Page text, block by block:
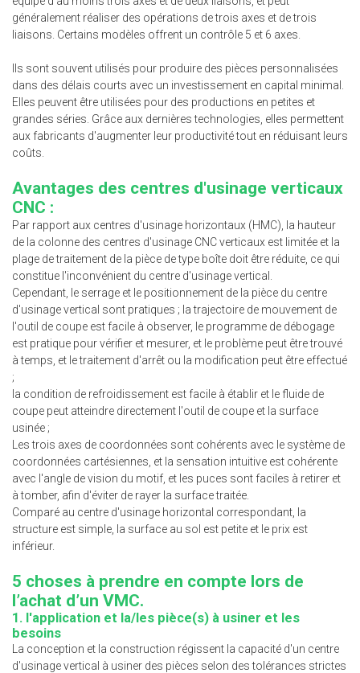
généralement réaliser des opérations de trois axes et de trois
liaisons. Certains modèles offrent un contrôle 5 et 6 axes.
Ils sont souvent utilisés pour produire des pièces personnalisées
dans des délais courts avec un investissement en capital minimal.
Elles peuvent être utilisées pour des productions en petites et
grandes séries. Grâce aux dernières technologies, elles permettent
aux fabricants d'augmenter leur productivité tout en réduisant leurs
coûts.
Avantages des centres d'usinage verticaux
CNC :
Par rapport aux centres d'usinage horizontaux (HMC), la hauteur
de la colonne des centres d'usinage CNC verticaux est limitée et la
plage de traitement de la pièce de type boîte doit être réduite, ce qui
constitue l'inconvénient du centre d'usinage vertical.
Cependant, le serrage et le positionnement de la pièce du centre
d'usinage vertical sont pratiques ; la trajectoire de mouvement de
l'outil de coupe est facile à observer, le programme de débogage
est pratique pour vérifier et mesurer, et le problème peut être trouvé
à temps, et le traitement d'arrêt ou la modification peut être effectué
;
la condition de refroidissement est facile à établir et le fluide de
coupe peut atteindre directement l'outil de coupe et la surface
usinée ;
Les trois axes de coordonnées sont cohérents avec le système de
coordonnées cartésiennes, et la sensation intuitive est cohérente
avec l'angle de vision du motif, et les puces sont faciles à retirer et
à tomber, afin d'éviter de rayer la surface traitée.
Comparé au centre d'usinage horizontal correspondant, la
structure est simple, la surface au sol est petite et le prix est
inférieur.
5 choses à prendre en compte lors de
l’achat d’un VMC.
1. l'application et la/les pièce(s) à usiner et les
besoins
La conception et la construction régissent la capacité d'un centre
d'usinage vertical à usiner des pièces selon des tolérances strictes